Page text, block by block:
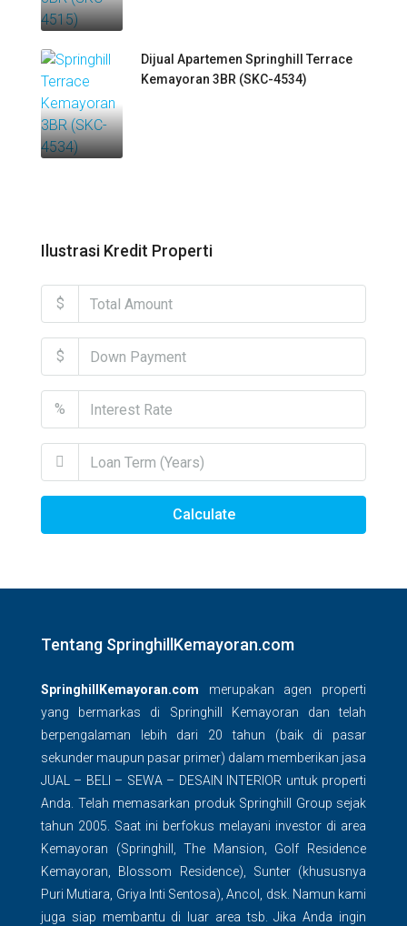
Dijual Apartemen Springhill Terrace
Kemayoran 3BR (SKC-4534)
Ilustrasi Kredit Properti
$
$
%
Calculate
Tentang SpringhillKemayoran.com
SpringhillKemayoran.com merupakan agen properti
yang bermarkas di Springhill Kemayoran dan telah
berpengalaman lebih dari 20 tahun (baik di pasar
sekunder maupun pasar primer) dalam memberikan jasa
JUAL – BELI – SEWA – DESAIN INTERIOR untuk properti
Anda. Telah memasarkan produk Springhill Group sejak
tahun 2005. Saat ini berfokus melayani investor di area
Kemayoran (Springhill, The Mansion, Golf Residence
Kemayoran, Blossom Residence), Sunter (khususnya
Puri Mutiara, Griya Inti Sentosa), Ancol, dsk. Namun kami
juga siap membantu di luar area tsb. Jika Anda ingin